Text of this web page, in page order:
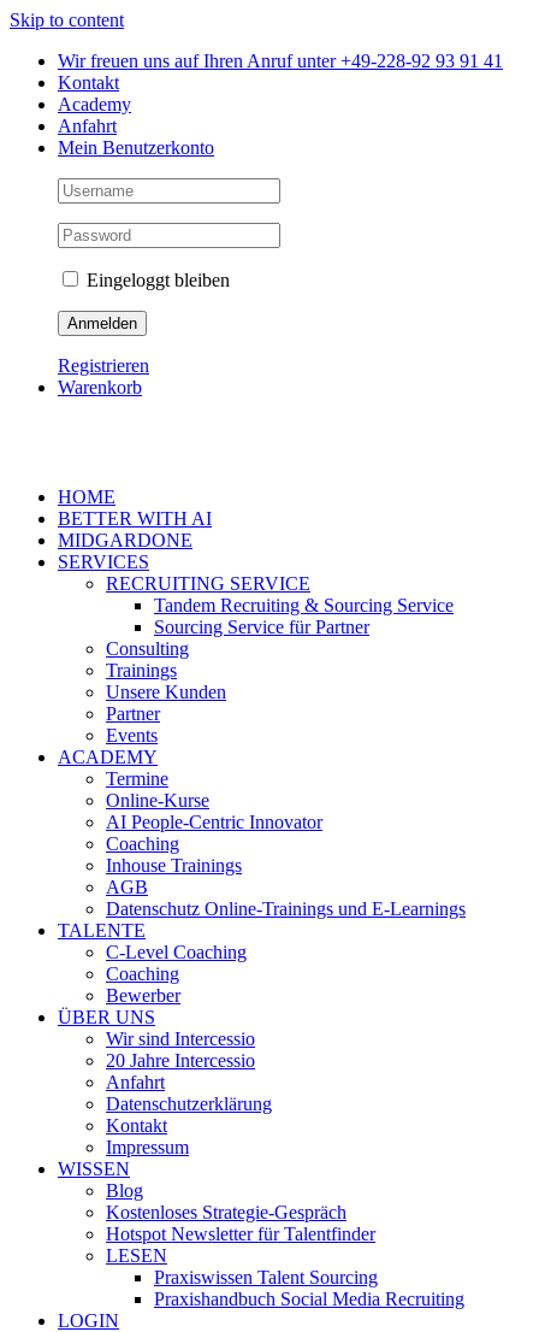
Skip to content
Wir freuen uns auf Ihren Anruf unter +49-228-92 93 91 41
Kontakt
Academy
Anfahrt
Mein Benutzerkonto
Eingeloggt bleiben
Registrieren
Warenkorb
HOME
BETTER WITH AI
MIDGARDONE
SERVICES
RECRUITING SERVICE
Tandem Recruiting & Sourcing Service
Sourcing Service für Partner
Consulting
Trainings
Unsere Kunden
Partner
Events
ACADEMY
Termine
Online-Kurse
AI People-Centric Innovator
Coaching
Inhouse Trainings
AGB
Datenschutz Online-Trainings und E-Learnings
TALENTE
C-Level Coaching
Coaching
Bewerber
ÜBER UNS
Wir sind Intercessio
20 Jahre Intercessio
Anfahrt
Datenschutzerklärung
Kontakt
Impressum
WISSEN
Blog
Kostenloses Strategie-Gespräch
Hotspot Newsletter für Talentfinder
LESEN
Praxiswissen Talent Sourcing
Praxishandbuch Social Media Recruiting
LOGIN